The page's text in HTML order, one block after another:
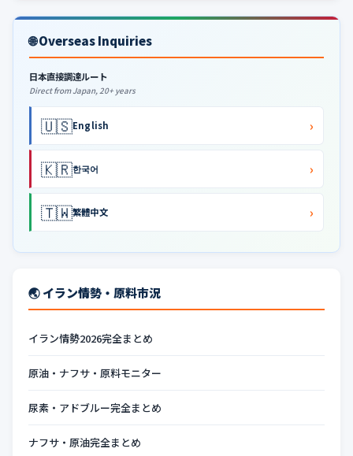
🌐 Overseas Inquiries
日本直接調達ルート
Direct from Japan, 20+ years
🇺🇸English ›
🇰🇷한국어 ›
🇹🇼繁體中文 ›
🌏 イラン情勢・原料市況
イラン情勢2026完全まとめ
原油・ナフサ・原料モニター
尿素・アドブルー完全まとめ
ナフサ・原油完全まとめ